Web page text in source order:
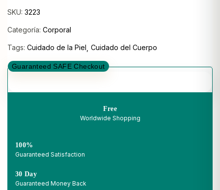
SKU: 3223
Categoría: Corporal
Tags: Cuidado de la Piel Cuidado del Cuerpo
Guaranteed SAFE Checkout
Free
Worldwide Shopping
100%
Guaranteed Satisfaction
30 Day
Guaranteed Money Back